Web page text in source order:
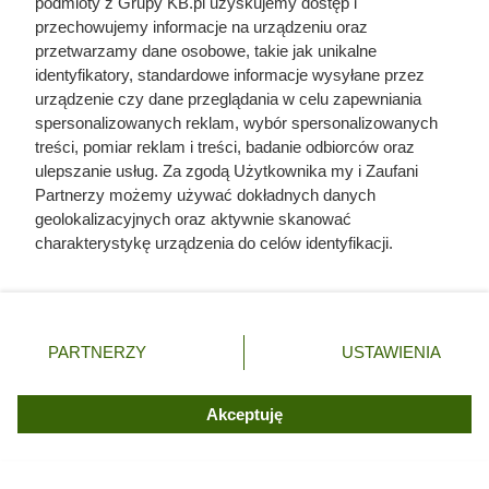
Warto patrzeć na takie sytuacje nie jak na porażkę, lecz jak
na lekcję na przyszłość. To właśnie podczas ratowania
storczyków najłatwiej zrozumieć, czego naprawdę
potrzebują te niezwykłe rośliny. Gdy raz nauczysz się je
„czytać” i wyłapywać subtelne sygnały, kolejne problemy
rozpoznasz szybciej — i zareagujesz od razu, zanim
sytuacja wymknie się spod kontroli.
przechowujemy informacje na urządzeniu oraz
przetwarzamy dane osobowe, takie jak unikalne
identyfikatory, standardowe informacje wysyłane przez
urządzenie czy dane przeglądania w celu zapewniania
spersonalizowanych reklam, wybór spersonalizowanych
treści, pomiar reklam i treści, badanie odbiorców oraz
ulepszanie usług. Za zgodą Użytkownika my i Zaufani
Partnerzy możemy używać dokładnych danych
geolokalizacyjnych oraz aktywnie skanować
charakterystykę urządzenia do celów identyfikacji.
zmienić/wycofać klikając przycisk ustawień prywatności
znajdujący się w lewym dolnym rogu strony. Niektóre
użytkownika, ale masz prawo sprzeciwić się takiemu
przetwarzaniu. Preferencje będą miały zastosowania tylko
PARTNERZY USTAWIENIA
Akceptuję